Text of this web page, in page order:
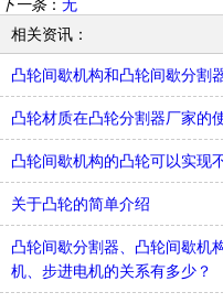
下一条： 无
相关资讯：
凸轮间歇机构和凸轮间歇分割
凸轮材质在凸轮分割器厂家的
凸轮间歇机构的凸轮可以实现
关于凸轮的简单介绍
凸轮间歇分割器、凸轮间歇机
机、步进电机的关系有多少？